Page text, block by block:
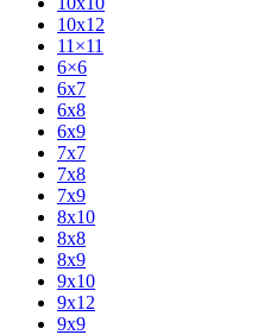
10x12
11×11
6×6
6x7
6x8
6x9
7x7
7x8
7x9
8x10
8x8
8x9
9x10
9x12
9x9